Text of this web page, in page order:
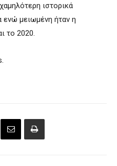
ιστορικά
ενώ μειωμένη ήταν η
το 2020.